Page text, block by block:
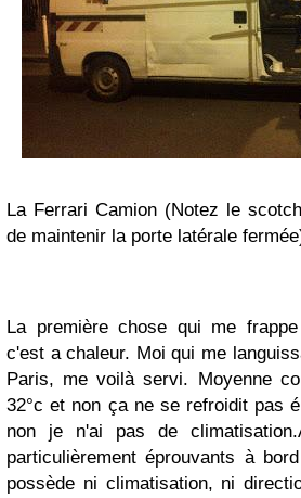
La Ferrari Camion (Notez le
de maintenir la porte latérale
La première chose qui me
c'est a chaleur. Moi qui me
Paris, me voilà servi. Moyenne
32°c et non ça ne se refroidit pas
non je n'ai pas de
particulièrement éprouvants à
possède ni climatisation, ni